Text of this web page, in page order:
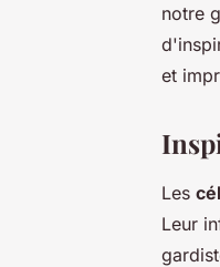
notre
et
Les
Leur